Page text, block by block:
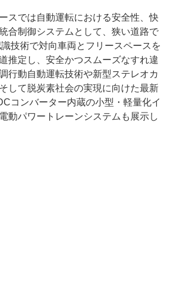
スでは自動運転における安全性、快
合制御システムとして、狭い道路で
技術で対向車両とフリースペースを
推定し、安全かつスムーズなすれ違
行動自動運転技術や新型ステレオカ
して脱炭素社会の実現に向けた最新
コンバーター内蔵の小型・軽量化イ
動パワートレーンシステムも展示し